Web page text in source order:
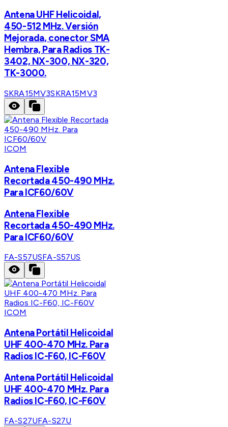
Antena UHF Helicoidal,
450-512 MHz. Versión
Mejorada, conector SMA
Hembra, Para Radios TK-
3402, NX-300, NX-320,
TK-3000.
SKRA15MV3SKRA15MV3
ICOM
Antena Flexible
Recortada 450-490 MHz.
Para ICF60/60V
Antena Flexible
Recortada 450-490 MHz.
Para ICF60/60V
FA-S57USFA-S57US
ICOM
Antena Portátil Helicoidal
UHF 400-470 MHz. Para
Radios IC-F60, IC-F60V
Antena Portátil Helicoidal
UHF 400-470 MHz. Para
Radios IC-F60, IC-F60V
FA-S27UFA-S27U